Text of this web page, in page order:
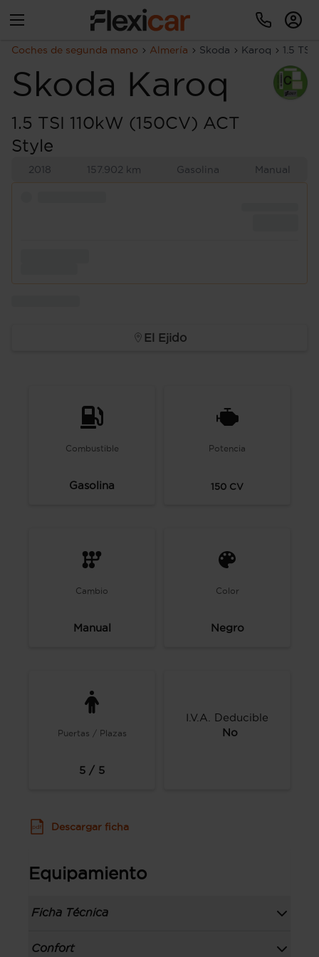
Coches de segunda mano Almería Skoda Karoq 1.5
Skoda Karoq
1.5 TSI 110kW (150CV) ACT
Style
2018 157.902 km Gasolina Manual
El Ejido
Combustible
Gasolina
Potencia
150 CV
Cambio
Manual
Color
Negro
Puertas / Plazas
5 / 5
I.V.A. Deducible
No
Descargar ficha
Equipamiento
Ficha Técnica
Información de la versión: número última
Confort